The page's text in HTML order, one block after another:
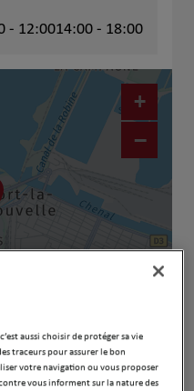
- 12:0014:00 - 18:00
+
−
Leaflet
Itinéraire
aussi choisir de protéger sa vie
traceurs pour assurer le bon
votre navigation ou vous proposer
vous informent sur la nature des